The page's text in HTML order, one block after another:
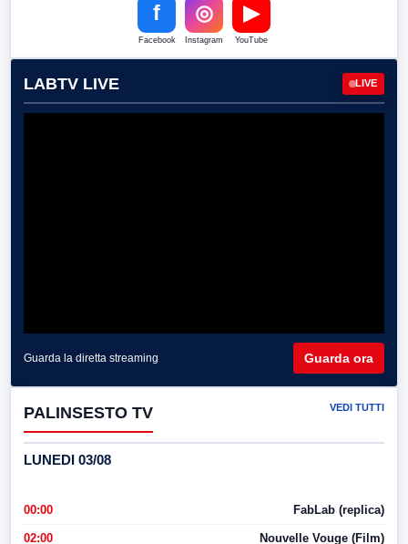
f
Facebook
◎
Instagram
▶
YouTube
LABTV LIVE LIVE
Guarda la diretta streaming Guarda ora
PALINSESTO TV VEDI TUTTI
LUNEDI 03/08
00:00 FabLab (replica)
02:00 Nouvelle Vouge (Film)